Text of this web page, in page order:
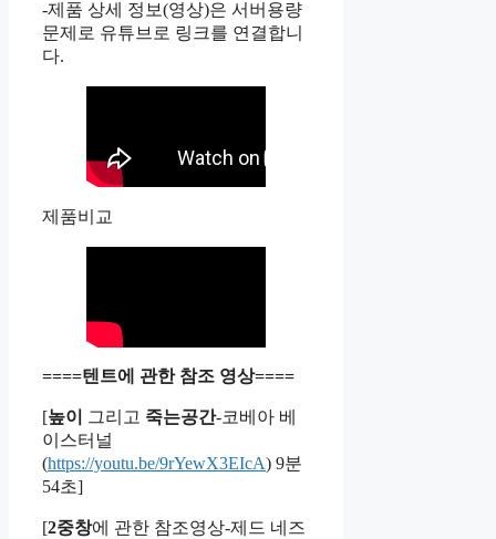
-제품 상세 정보(영상)은 서버용량
문제로 유튜브로 링크를 연결합니
다.
제품비교
====텐트에 관한 참조 영상====
[높이 그리고 죽는공간-코베아 베
이스터널
(https://youtu.be/9rYewX3EIcA) 9분
54초]
[2중창에 관한 참조영상-제드 네즈